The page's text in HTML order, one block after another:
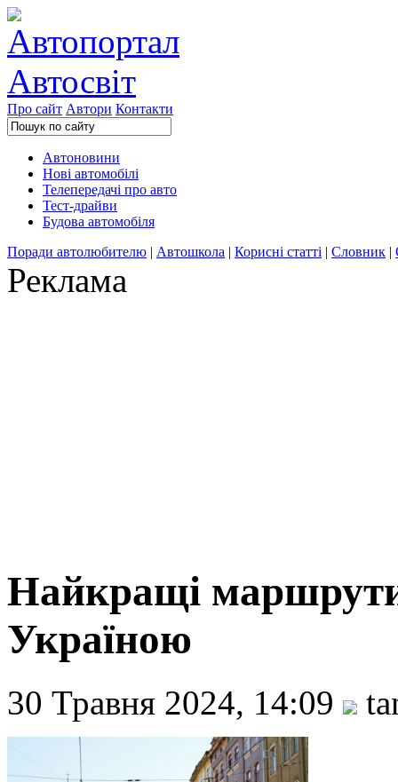
Про сайт Автори Контакти
Автоновини
Нові автомобілі
Телепередачі про авто
Тест-драйви
Будова автомобіля
Поради автолюбителю | Автошкола | Корисні статті | Словник |
Реклама
Найкращі
Україною
30 Травня 2024, 14:09